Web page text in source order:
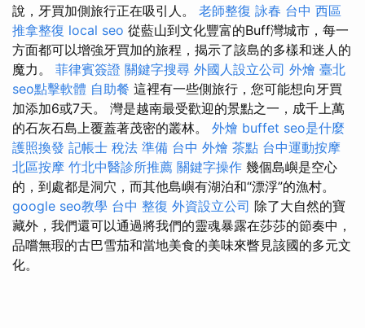
說，牙買加側旅行正在吸引人。 老師整復 詠春 台中 西區
推拿整復 local seo 從藍山到文化豐富的Buff灣城市，每一
方面都可以增強牙買加的旅程，揭示了該島的多樣和迷人的
魔力。 菲律賓簽證 關鍵字搜尋 外國人設立公司 外燴 臺北
seo點擊軟體 自助餐 這裡有一些側旅行，您可能想向牙買
加添加6或7天。 灣是越南最受歡迎的景點之一，成千上萬
的石灰石島上覆蓋著茂密的叢林。 外燴 buffet seo是什麼
護照換發 記帳士 稅法 準備 台中 外燴 茶點 台中運動按摩
北區按摩 竹北中醫診所推薦 關鍵字操作 幾個島嶼是空心
的，到處都是洞穴，而其他島嶼有湖泊和“漂浮”的漁村。
google seo教學 台中 整復 外資設立公司 除了大自然的寶
藏外，我們還可以通過將我們的靈魂暴露在莎莎的節奏中，
品嚐無瑕的古巴雪茄和當地美食的美味來瞥見該國的多元文
化。